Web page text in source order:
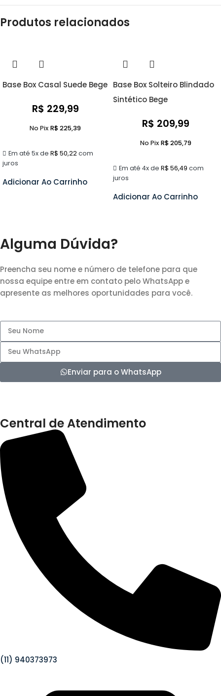
Produtos relacionados
Base Box Casal Suede Bege
R$ 229,99
Em até 5x de R$ 50,22com
juros
No Pix R$225,39
Adicionar Ao Carrinho
Base Box Solteiro Blindado
Sintético Bege
R$ 209,99
Em até 4x de R$ 56,49 com
juros
No Pix R$205,79
Adicionar Ao Carrinho
Alguma Dúvida?
Preencha seu nome e número de telefone para que
nossa equipe entre em contato pelo WhatsApp e
apresente as melhores oportunidades para você.
Enviar para o WhatsApp
Central de Atendimento
(11) 940373973